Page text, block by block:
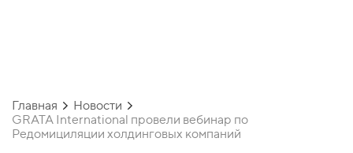
Главная
Новости
GRATA International провели вебинар по
Редомициляции холдинговых компаний